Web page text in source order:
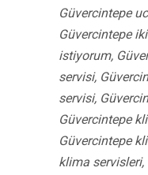
Güvercintepe
Güvercintepe
istiyorum,
servisi,
servisi,
Güvercintepe
Güvercintepe
klima